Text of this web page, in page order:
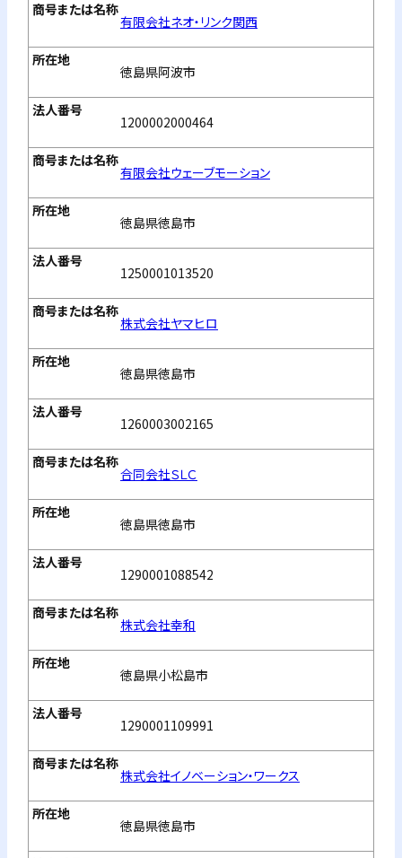
有限会社ネオ・リンク関西
徳島県阿波市
1200002000464
有限会社ウェーブモーション
徳島県徳島市
1250001013520
株式会社ヤマヒロ
徳島県徳島市
1260003002165
合同会社ＳＬＣ
徳島県徳島市
1290001088542
株式会社幸和
徳島県小松島市
1290001109991
株式会社イノベーション・ワークス
徳島県徳島市